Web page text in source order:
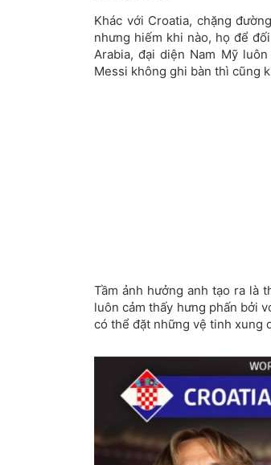
Khác với Croatia, chặng
nhưng hiếm khi nào, họ để
Arabia, đại diện Nam Mỹ
Messi không ghi bàn thì cũng
Tầm ảnh hưởng anh tạo ra là
luôn cảm thấy hưng phấn bởi
có thể đặt những vệ tinh xung